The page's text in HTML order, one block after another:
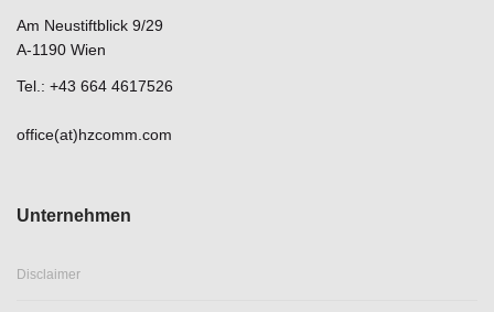
Am Neustiftblick 9/29
A-1190 Wien
Tel.: +43 664 4617526
office(at)hzcomm.com
Unternehmen
Disclaimer